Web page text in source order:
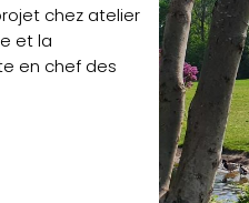
chez atelier
et la
en chef des